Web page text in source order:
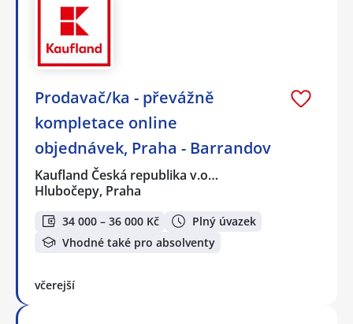
Prodavač/ka - převážně
kompletace online
objednávek, Praha - Barrandov
Kaufland Česká republika v.o…
Hlubočepy, Praha
34 000 – 36 000 Kč
Plný úvazek
Vhodné také pro absolventy
včerejší